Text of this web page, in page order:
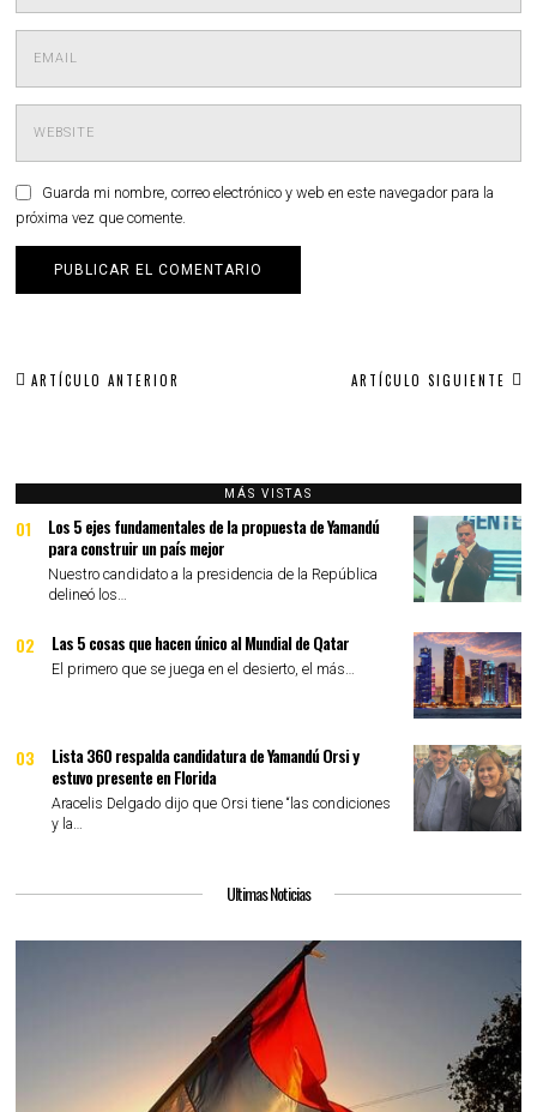
Guarda mi nombre, correo electrónico y web en este navegador para la
próxima vez que comente.
Navegación
ARTÍCULO ANTERIOR ARTÍCULO SIGUIENTE
MÁS VISTAS
01
Los 5 ejes fundamentales de la propuesta de Yamandú
para construir un país mejor
Nuestro candidato a la presidencia de la República
delineó los…
02 Las 5 cosas que hacen único al Mundial de Qatar
El primero que se juega en el desierto, el más…
03
Lista 360 respalda candidatura de Yamandú Orsi y
estuvo presente en Florida
Aracelis Delgado dijo que Orsi tiene “las condiciones
y la…
Ultimas Noticias